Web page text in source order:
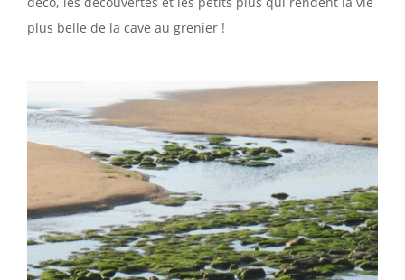
plus belle de la cave au grenier !